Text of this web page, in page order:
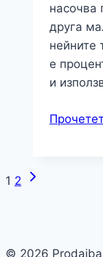
насочва
друга
нейните
е
и
Навигация
1 2
Следваща
© 2026